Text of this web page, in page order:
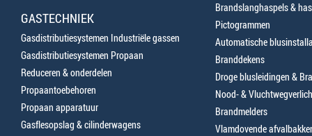
GASTECHNIEK
Gasdistributiesystemen Industriële gassen
Gasdistributiesystemen Propaan
Reduceren & onderdelen
Propaantoebehoren
Propaan apparatuur
Gasflesopslag & cilinderwagens
Brandslanghaspels &
Pictogrammen
Automatische
Branddekens
Droge blusleidingen &
Nood- &
Brandmelders
Vlamdovende